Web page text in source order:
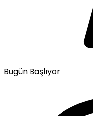
Bugün Başlıyor